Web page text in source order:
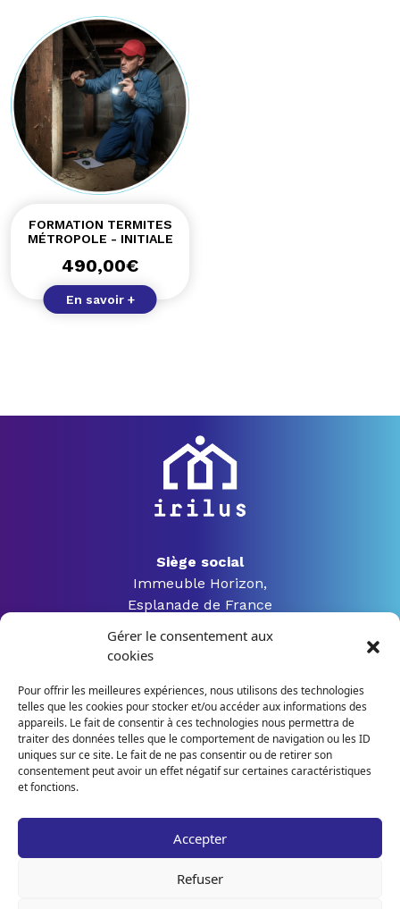
Gérer le consentement aux
cookies
Pour offrir les meilleures expériences, nous utilisons des technologies
telles que les cookies pour stocker et/ou accéder aux informations des
appareils. Le fait de consentir à ces technologies nous permettra de
traiter des données telles que le comportement de navigation ou les ID
uniques sur ce site. Le fait de ne pas consentir ou de retirer son
consentement peut avoir un effet négatif sur certaines caractéristiques
et fonctions.
Accepter
Refuser
FORMATION TERMITES
MÉTROPOLE - INITIALE
490,00€
En savoir +
Siège social
Immeuble Horizon,
Esplanade de France
3 rue Jacques Constant Milleret
42000 Saint Etienne
04 28 04 07 54
contact@irilus-formation.fr
Nos formations
Mon espace